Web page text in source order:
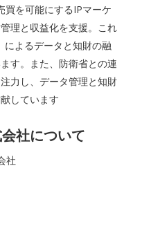
買を可能にするIPマーケ
理と収益化を支援。これ
によるデータと知財の融
す。また、防衛省との連
力し、データ管理と知財
しています
社について
社